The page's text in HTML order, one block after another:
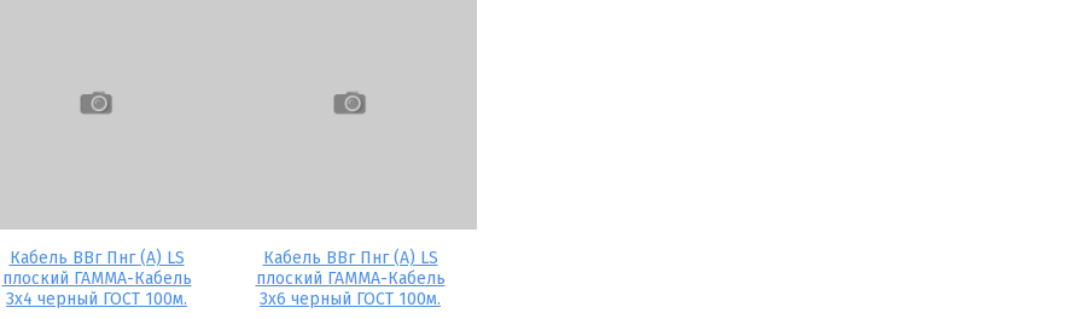
Кабель ВВг Пнг (А) LS
плоский ГАММА-Кабель
3х4 черный ГОСТ 100м.
Кабель ВВг Пнг (А) LS
плоский ГАММА-Кабель
3х6 черный ГОСТ 100м.